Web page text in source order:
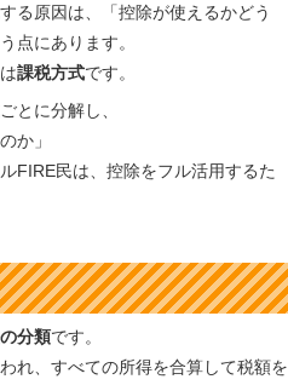
る原因は、「控除が使えるかどう
点にあります。
課税方式です。
とに分解し、
か」
FIRE民は、控除をフル活用するた
分類です。
れ、すべての所得を合算して税額を